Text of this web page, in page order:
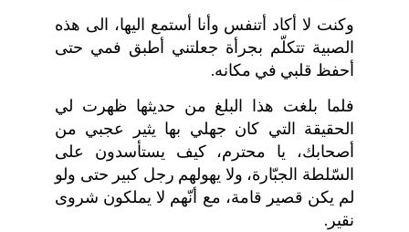
وكنت لا أكاد أتنفس وأنا أستمع اليها، الى هذه
الصبية تتكلّم بجرأة جعلتني أطبق فمي حتى
أحفظ قلبي في مكانه.
فلما بلغت هذا البلغ من حديثها ظهرت لي
الحقيقة التي كان جهلي بها يثير عجبي من
أصحابك، يا محترم، كيف يستأسدون على
السّلطة الجبّارة، ولا يهولهم رجل كبير حتى ولو
لم يكن قصير قامة، مع أنّهم لا يملكون شروى
نقير.